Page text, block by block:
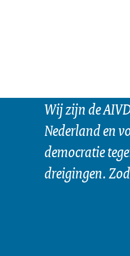
Wij zijn de
Nederland en
democratie
dreigingen.